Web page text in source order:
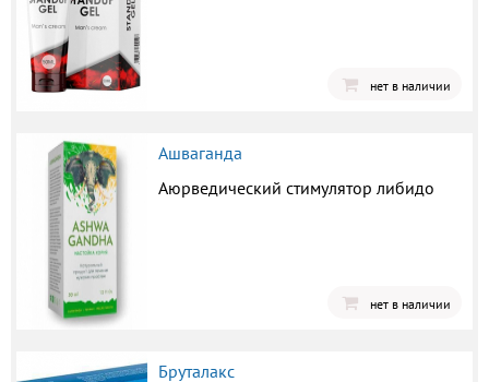
нет в наличии
Ашваганда
Аюрведический стимулятор либидо
нет в наличии
Бруталакс